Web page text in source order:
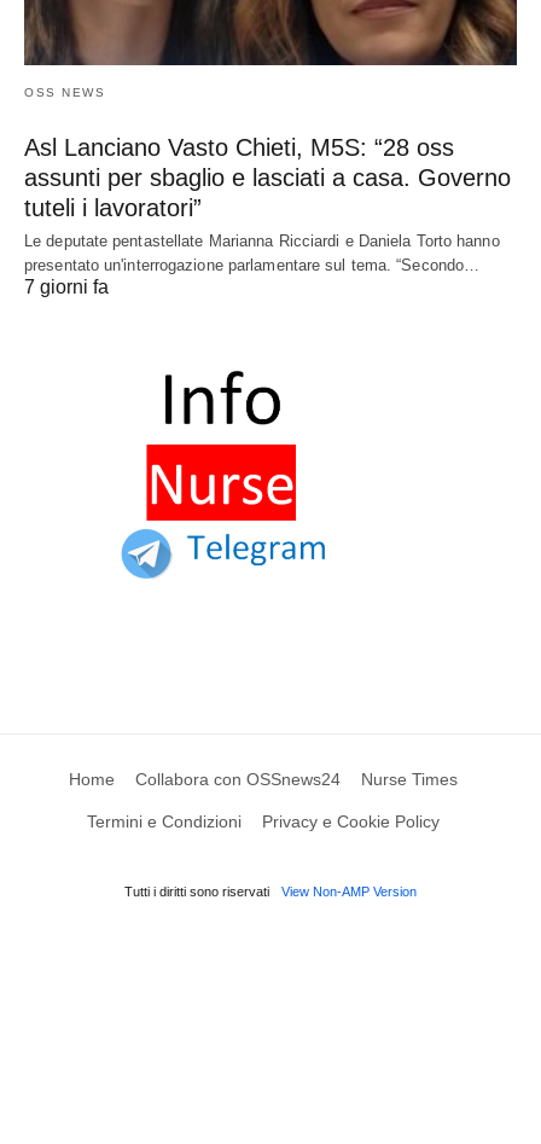
OSS NEWS
Asl Lanciano Vasto Chieti, M5S: “28 oss
assunti per sbaglio e lasciati a casa. Governo
tuteli i lavoratori”
Le deputate pentastellate Marianna Ricciardi e Daniela Torto hanno
presentato un'interrogazione parlamentare sul tema. “Secondo…
7 giorni fa
Home Collabora con OSSnews24 Nurse Times
Termini e Condizioni Privacy e Cookie Policy
Tutti i diritti sono riservati View Non-AMP Version